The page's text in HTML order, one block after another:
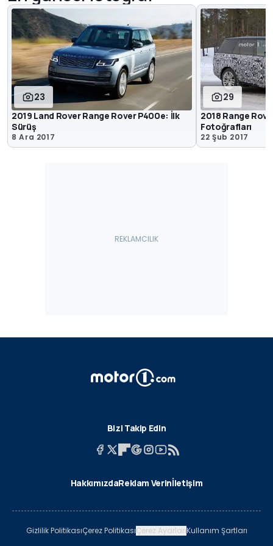
23
2019 Land Rover Range Rover P400e: İlk
Sürüş
8 Ara 2017
29
2018 Range
Fotoğrafları
22 Şub 2017
Bizi Takip Edin
HakkımızdaReklam Verinİletişim
Gizlilik PolitikasıÇerez PolitikasıÇerez AyarlarıKullanım Şartları